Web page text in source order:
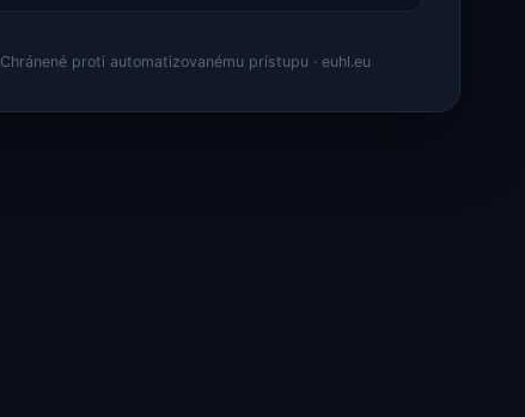
Chránené proti automatizovanému prístupu · euhl.eu